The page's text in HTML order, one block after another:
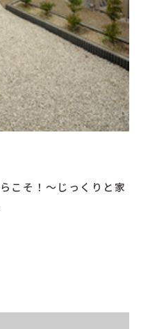
こそ！～じっくりと家